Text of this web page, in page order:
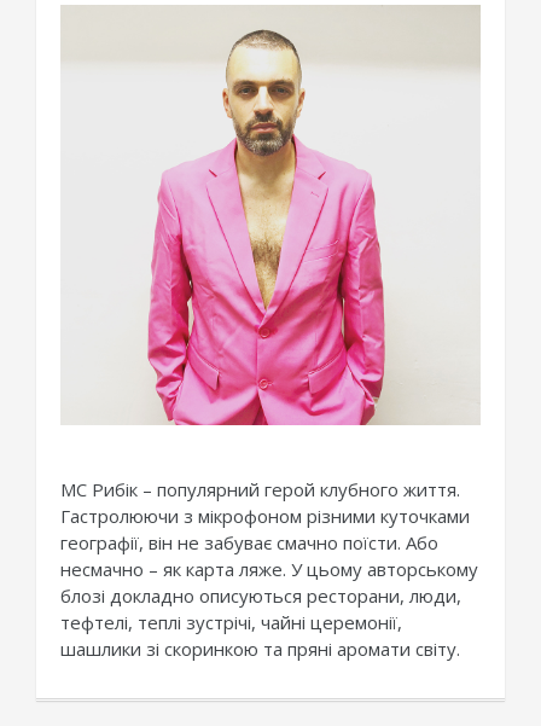
МС Рибік – популярний герой клубного життя.
Гастролюючи з мікрофоном різними куточками
географії, він не забуває смачно поїсти. Або
несмачно – як карта ляже. У цьому авторському
блозі докладно описуються ресторани, люди,
тефтелі, теплі зустрічі, чайні церемонії,
шашлики зі скоринкою та пряні аромати світу.